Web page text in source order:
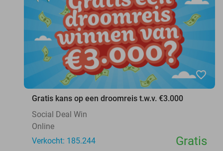
favorite_border
Gratis kans op een droomreis t.w.v. €3.000
Social Deal Win
Online
Verkocht: 185.244
Gratis